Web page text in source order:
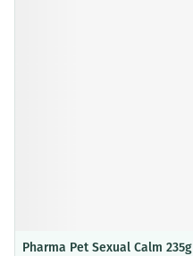
Pharma Pet Sexual Calm 235g